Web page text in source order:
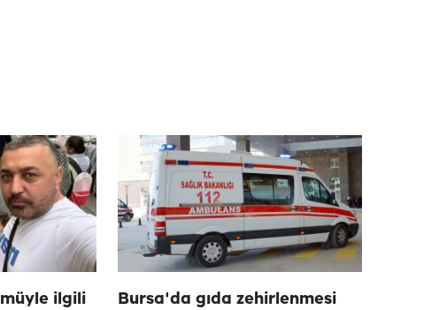
ilgili
Bursa'da gıda zehirlenmesi